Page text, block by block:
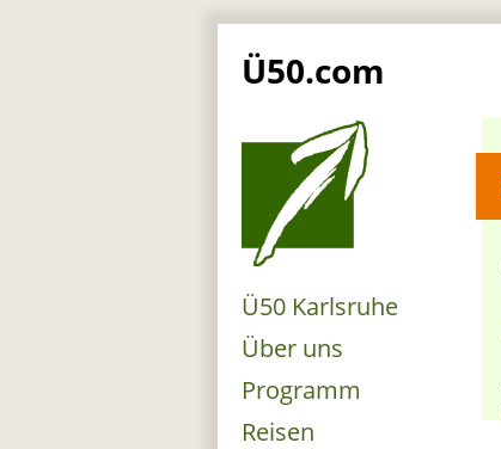
Ü50.com
Ü50 Karlsruhe
Über uns
Programm
Reisen